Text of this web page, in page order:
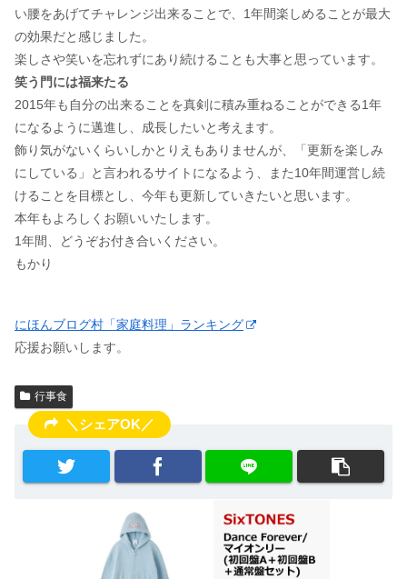
い腰をあげてチャレンジ出来ることで、1年間楽しめることが最大
の効果だと感じました。
楽しさや笑いを忘れずにあり続けることも大事と思っています。
笑う門には福来たる
2015年も自分の出来ることを真剣に積み重ねることができる1年
になるように邁進し、成長したいと考えます。
飾り気がないくらいしかとりえもありませんが、「更新を楽しみ
にしている」と言われるサイトになるよう、また10年間運営し続
けることを目標とし、今年も更新していきたいと思います。
本年もよろしくお願いいたします。
1年間、どうぞお付き合いください。
もかり
にほんブログ村「家庭料理」ランキング
応援お願いします。
行事食
＼シェアOK／